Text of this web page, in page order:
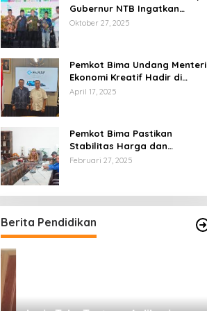
Gubernur NTB Ingatkan
Gagasan Ekonomi Syariah
Oktober 27, 2025
Pemkot Bima Undang Menteri
Ekonomi Kreatif Hadir di
Festival Rimpu
April 17, 2025
Pemkot Bima Pastikan
Stabilitas Harga dan
Ketersediaan Pangan
Februari 27, 2025
Berita Pendidikan